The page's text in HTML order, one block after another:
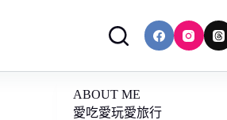
ABOUT ME
愛吃愛玩愛旅行